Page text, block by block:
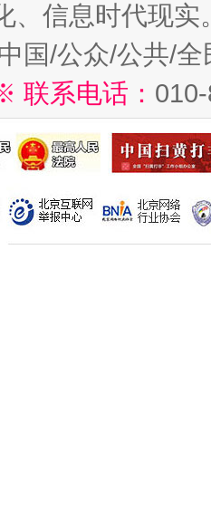
、信息时代现实
国/公众/公共/
联系电话：